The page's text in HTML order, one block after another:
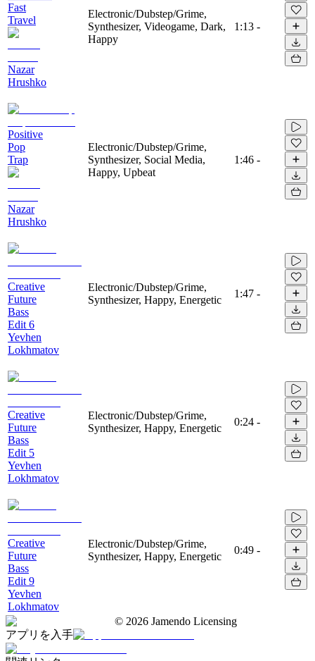
Fast
Travel
Nazar
Hrushko
Electronic/Dubstep/Grime,
Synthesizer, Videogame, Dark,
Happy
1:13 -
Positive
Pop
Trap
Nazar
Hrushko
Electronic/Dubstep/Grime,
Synthesizer, Social Media,
Happy, Upbeat
1:46 -
Creative
Future
Bass
Edit 6
Yevhen
Lokhmatov
Electronic/Dubstep/Grime,
Synthesizer, Happy, Energetic
1:47 -
Creative
Future
Bass
Edit 5
Yevhen
Lokhmatov
Electronic/Dubstep/Grime,
Synthesizer, Happy, Energetic
0:24 -
Creative
Future
Bass
Edit 9
Yevhen
Lokhmatov
Electronic/Dubstep/Grime,
Synthesizer, Happy, Energetic
0:49 -
© 2026 Jamendo Licensing
アプリを入手